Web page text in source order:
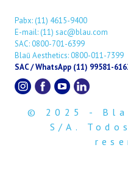
Pabx: (11) 4615-9400
E-mail: (11) sac@blau.com
SAC: 0800-701-6399
Blaū Aesthetics: 0800-011-7399
SAC / WhatsApp (11) 99581-
© 2025 -
S/A.